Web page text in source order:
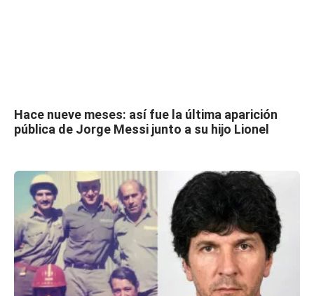
Hace nueve meses: así fue la última aparición
pública de Jorge Messi junto a su hijo Lionel